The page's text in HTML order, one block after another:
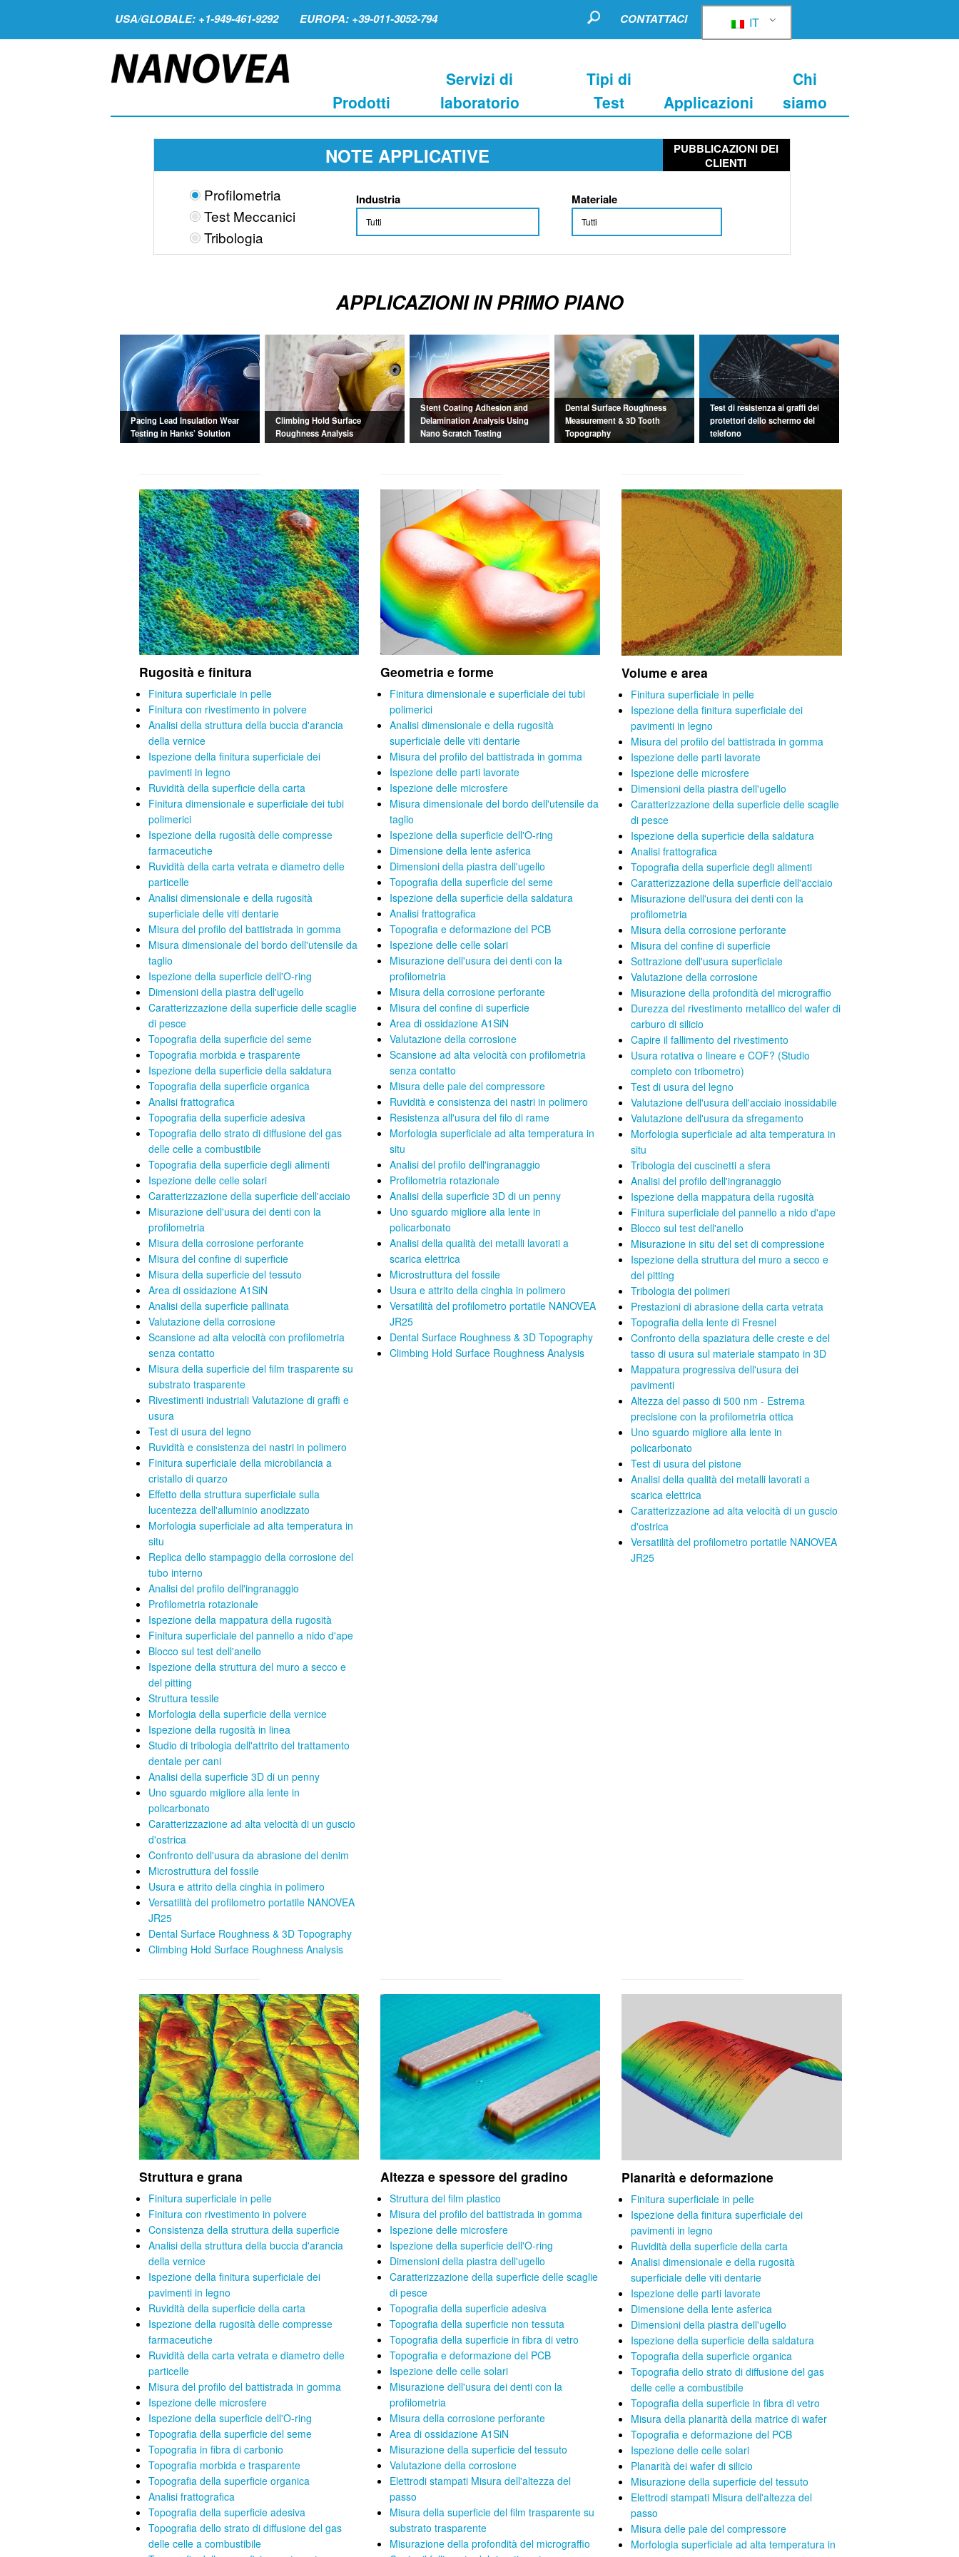
USA/GLOBALE: +1-949-461-9292 EUROPA: +39-011-3052-794 IT
CONTATTACI
Prodotti
Servizi di
laboratorio
Tipi di
Test
Applicazioni
Chi
siamo
NOTE APPLICATIVE
PUBBLICAZIONI DEI
CLIENTI
Profilometria
Test Meccanici
Tribologia
Industria Materiale
APPLICAZIONI IN PRIMO PIANO
Pacing Lead Insulation Wear
Testing in Hanks’ Solution
Climbing Hold Surface
Roughness Analysis
Stent Coating Adhesion and
Delamination Analysis Using
Nano Scratch Testing
Dental Surface Roughness
Measurement & 3D Tooth
Topography
Test di resistenza ai graffi dei
protettori dello schermo del
telefono
Rugosità e finitura
Finitura superficiale in pelle
Finitura con rivestimento in polvere
Analisi della struttura della buccia d'arancia
della vernice
Ispezione della finitura superficiale dei
pavimenti in legno
Ruvidità della superficie della carta
Finitura dimensionale e superficiale dei tubi
polimerici
Ispezione della rugosità delle compresse
farmaceutiche
Ruvidità della carta vetrata e diametro delle
particelle
Analisi dimensionale e della rugosità
superficiale delle viti dentarie
Misura del profilo del battistrada in gomma
Misura dimensionale del bordo dell'utensile da
taglio
Ispezione della superficie dell'O-ring
Dimensioni della piastra dell'ugello
Caratterizzazione della superficie delle scaglie
di pesce
Topografia della superficie del seme
Topografia morbida e trasparente
Ispezione della superficie della saldatura
Topografia della superficie organica
Analisi frattografica
Topografia della superficie adesiva
Topografia dello strato di diffusione del gas
delle celle a combustibile
Topografia della superficie degli alimenti
Ispezione delle celle solari
Caratterizzazione della superficie dell'acciaio
Misurazione dell'usura dei denti con la
profilometria
Misura della corrosione perforante
Misura del confine di superficie
Misura della superficie del tessuto
Area di ossidazione A1SiN
Analisi della superficie pallinata
Valutazione della corrosione
Scansione ad alta velocità con profilometria
senza contatto
Misura della superficie del film trasparente su
substrato trasparente
Rivestimenti industriali Valutazione di graffi e
usura
Test di usura del legno
Ruvidità e consistenza dei nastri in polimero
Finitura superficiale della microbilancia a
cristallo di quarzo
Effetto della struttura superficiale sulla
lucentezza dell'alluminio anodizzato
Morfologia superficiale ad alta temperatura in
situ
Replica dello stampaggio della corrosione del
tubo interno
Analisi del profilo dell'ingranaggio
Profilometria rotazionale
Ispezione della mappatura della rugosità
Finitura superficiale del pannello a nido d'ape
Blocco sul test dell'anello
Ispezione della struttura del muro a secco e
del pitting
Struttura tessile
Morfologia della superficie della vernice
Ispezione della rugosità in linea
Studio di tribologia dell'attrito del trattamento
dentale per cani
Analisi della superficie 3D di un penny
Uno sguardo migliore alla lente in
policarbonato
Caratterizzazione ad alta velocità di un guscio
d'ostrica
Confronto dell'usura da abrasione del denim
Microstruttura del fossile
Usura e attrito della cinghia in polimero
Versatilità del profilometro portatile NANOVEA
JR25
Dental Surface Roughness & 3D Topography
Climbing Hold Surface Roughness Analysis
Geometria e forme
Finitura dimensionale e superficiale dei tubi
polimerici
Analisi dimensionale e della rugosità
superficiale delle viti dentarie
Misura del profilo del battistrada in gomma
Ispezione delle parti lavorate
Ispezione delle microsfere
Misura dimensionale del bordo dell'utensile da
taglio
Ispezione della superficie dell'O-ring
Dimensione della lente asferica
Dimensioni della piastra dell'ugello
Topografia della superficie del seme
Ispezione della superficie della saldatura
Analisi frattografica
Topografia e deformazione del PCB
Ispezione delle celle solari
Misurazione dell'usura dei denti con la
profilometria
Misura della corrosione perforante
Misura del confine di superficie
Area di ossidazione A1SiN
Valutazione della corrosione
Scansione ad alta velocità con profilometria
senza contatto
Misura delle pale del compressore
Ruvidità e consistenza dei nastri in polimero
Resistenza all'usura del filo di rame
Morfologia superficiale ad alta temperatura in
situ
Analisi del profilo dell'ingranaggio
Profilometria rotazionale
Analisi della superficie 3D di un penny
Uno sguardo migliore alla lente in
policarbonato
Analisi della qualità dei metalli lavorati a
scarica elettrica
Microstruttura del fossile
Usura e attrito della cinghia in polimero
Versatilità del profilometro portatile NANOVEA
JR25
Dental Surface Roughness & 3D Topography
Climbing Hold Surface Roughness Analysis
Volume e area
Finitura superficiale in pelle
Ispezione della finitura superficiale dei
pavimenti in legno
Misura del profilo del battistrada in gomma
Ispezione delle parti lavorate
Ispezione delle microsfere
Dimensioni della piastra dell'ugello
Caratterizzazione della superficie delle scaglie
di pesce
Ispezione della superficie della saldatura
Analisi frattografica
Topografia della superficie degli alimenti
Caratterizzazione della superficie dell'acciaio
Misurazione dell'usura dei denti con la
profilometria
Misura della corrosione perforante
Misura del confine di superficie
Sottrazione dell'usura superficiale
Valutazione della corrosione
Misurazione della profondità del micrograffio
Durezza del rivestimento metallico del wafer di
carburo di silicio
Capire il fallimento del rivestimento
Usura rotativa o lineare e COF? (Studio
completo con tribometro)
Test di usura del legno
Valutazione dell'usura dell'acciaio inossidabile
Valutazione dell'usura da sfregamento
Morfologia superficiale ad alta temperatura in
situ
Tribologia dei cuscinetti a sfera
Analisi del profilo dell'ingranaggio
Ispezione della mappatura della rugosità
Finitura superficiale del pannello a nido d'ape
Blocco sul test dell'anello
Misurazione in situ del set di compressione
Ispezione della struttura del muro a secco e
del pitting
Tribologia dei polimeri
Prestazioni di abrasione della carta vetrata
Topografia della lente di Fresnel
Confronto della spaziatura delle creste e del
tasso di usura sul materiale stampato in 3D
Mappatura progressiva dell'usura dei
pavimenti
Altezza del passo di 500 nm - Estrema
precisione con la profilometria ottica
Uno sguardo migliore alla lente in
policarbonato
Test di usura del pistone
Analisi della qualità dei metalli lavorati a
scarica elettrica
Caratterizzazione ad alta velocità di un guscio
d'ostrica
Versatilità del profilometro portatile NANOVEA
JR25
Struttura e grana
Finitura superficiale in pelle
Finitura con rivestimento in polvere
Consistenza della struttura della superficie
Analisi della struttura della buccia d'arancia
della vernice
Ispezione della finitura superficiale dei
pavimenti in legno
Ruvidità della superficie della carta
Ispezione della rugosità delle compresse
farmaceutiche
Ruvidità della carta vetrata e diametro delle
particelle
Misura del profilo del battistrada in gomma
Ispezione delle microsfere
Ispezione della superficie dell'O-ring
Topografia della superficie del seme
Topografia in fibra di carbonio
Topografia morbida e trasparente
Topografia della superficie organica
Analisi frattografica
Topografia della superficie adesiva
Topografia dello strato di diffusione del gas
delle celle a combustibile
Altezza e spessore del gradino
Struttura del film plastico
Misura del profilo del battistrada in gomma
Ispezione delle microsfere
Ispezione della superficie dell'O-ring
Dimensioni della piastra dell'ugello
Caratterizzazione della superficie delle scaglie
di pesce
Topografia della superficie adesiva
Topografia della superficie non tessuta
Topografia della superficie in fibra di vetro
Topografia e deformazione del PCB
Ispezione delle celle solari
Misurazione dell'usura dei denti con la
profilometria
Misura della corrosione perforante
Area di ossidazione A1SiN
Misurazione della superficie del tessuto
Valutazione della corrosione
Elettrodi stampati Misura dell'altezza del
passo
Misura della superficie del film trasparente su
substrato trasparente
Misurazione della profondità del micrograffio
Planarità e deformazione
Finitura superficiale in pelle
Ispezione della finitura superficiale dei
pavimenti in legno
Ruvidità della superficie della carta
Analisi dimensionale e della rugosità
superficiale delle viti dentarie
Ispezione delle parti lavorate
Dimensione della lente asferica
Dimensioni della piastra dell'ugello
Ispezione della superficie della saldatura
Topografia della superficie organica
Topografia dello strato di diffusione del gas
delle celle a combustibile
Topografia della superficie in fibra di vetro
Misura della planarità della matrice di wafer
Topografia e deformazione del PCB
Ispezione delle celle solari
Planarità dei wafer di silicio
Misurazione della superficie del tessuto
Elettrodi stampati Misura dell'altezza del
passo
Misura delle pale del compressore
Morfologia superficiale ad alta temperatura in